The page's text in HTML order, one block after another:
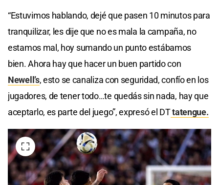
“Estuvimos hablando, dejé que pasen 10 minutos para
tranquilizar, les dije que no es mala la campaña, no
estamos mal, hoy sumando un punto estábamos
bien. Ahora hay que hacer un buen partido con
Newell’s, esto se canaliza con seguridad, confío en los
jugadores, de tener todo…te quedás sin nada, hay que
aceptarlo, es parte del juego”, expresó el DTtatengue.